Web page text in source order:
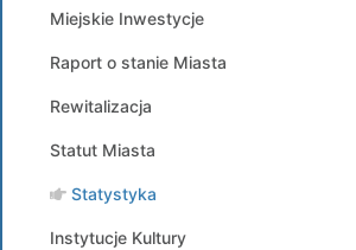
Miejskie Inwestycje
Raport o stanie Miasta
Rewitalizacja
Statut Miasta
Statystyka
Instytucje Kultury